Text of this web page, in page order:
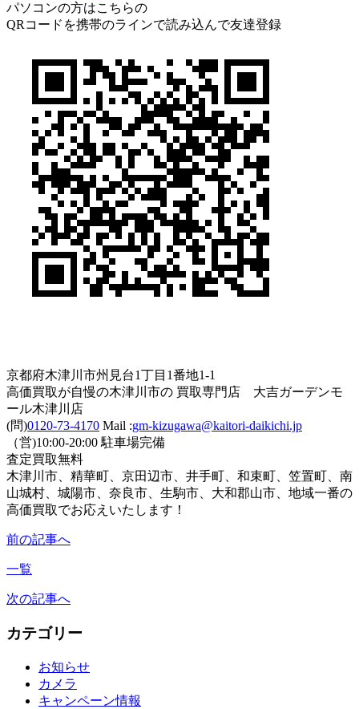
パソコンの方はこちらの
QRコードを携帯のラインで読み込んで友達登録
京都府木津川市州見台1丁目1番地1-1
高価買取が自慢の木津川市の 買取専門店 大吉ガーデンモ
ール木津川店
(問)0120-73-4170 Mail :gm-kizugawa@kaitori-daikichi.jp
（営)10:00-20:00 駐車場完備
査定買取無料
木津川市、精華町、京田辺市、井手町、和束町、笠置町、南
山城村、城陽市、奈良市、生駒市、大和郡山市、地域一番の
高価買取でお応えいたします！
前の記事へ
一覧
次の記事へ
カテゴリー
お知らせ
カメラ
キャンペーン情報